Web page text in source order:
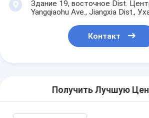
Здание 19, восточное Dist.
Yangqiaohu Ave., Jiangxia Dist.,
Контакт
Получить Лучшую